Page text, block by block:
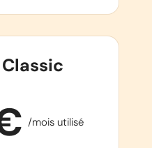
/mois utilisé